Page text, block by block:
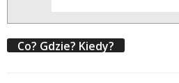
Co? Gdzie? Kiedy?